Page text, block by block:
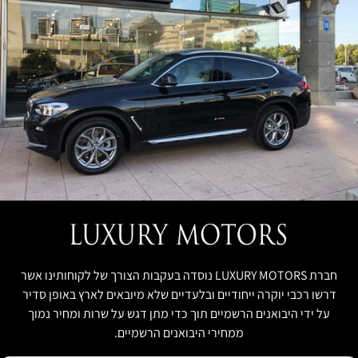
חברת LUXURY MOTORS נוסדה בעקבות הצורך של לקוחותינו אשר
דרשו רכבי יוקרה ייחודיים ובלעדיים שלא מיובאים לארץ באופן סדיר
על ידי היבואנים הרשמיים תוך כדי מתן דגש על שרות ומחיר נמוך
ממחירי היבואנים הרשמיים.